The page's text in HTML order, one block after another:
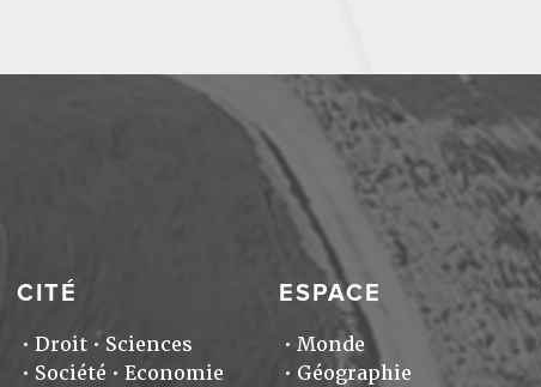
CITÉ
Droit
Sciences
Société
Economie
ESPACE
Monde
Géographie